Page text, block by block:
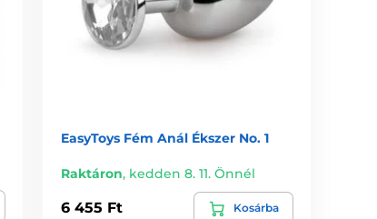
EasyToys Fém Anál Ékszer No. 1
Raktáron, kedden 8. 11. Önnél
6 455 Ft Kosárba